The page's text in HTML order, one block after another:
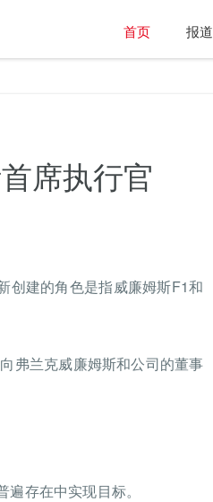
首页 报道
席执行官
创建的角色是指威廉姆斯F1和
弗兰克威廉姆斯和公司的董事
存在中实现目标。